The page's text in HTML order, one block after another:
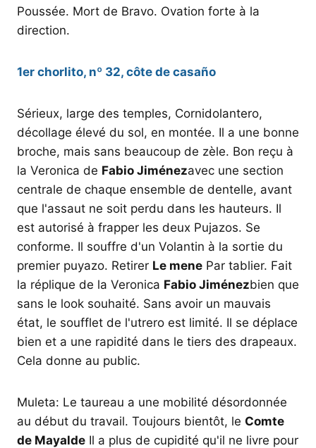
Poussée. Mort de Bravo. Ovation forte à la
direction.
1er chorlito, nº 32, côte de casaño
Sérieux, large des temples, Cornidolantero,
décollage élevé du sol, en montée. Il a une bonne
broche, mais sans beaucoup de zèle. Bon reçu à
la Veronica de Fabio Jiménezavec une section
centrale de chaque ensemble de dentelle, avant
que l'assaut ne soit perdu dans les hauteurs. Il
est autorisé à frapper les deux Pujazos. Se
conforme. Il souffre d'un Volantin à la sortie du
premier puyazo. Retirer Le mene Par tablier. Fait
la réplique de la Veronica Fabio Jiménezbien que
sans le look souhaité. Sans avoir un mauvais
état, le soufflet de l'utrero est limité. Il se déplace
bien et a une rapidité dans le tiers des drapeaux.
Cela donne au public.
Muleta: Le taureau a une mobilité désordonnée
au début du travail. Toujours bientôt, le Comte
de Mayalde Il a plus de cupidité qu'il ne livre pour